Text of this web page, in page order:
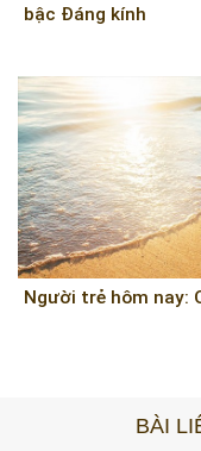
bậc Đáng kính
Người trẻ hôm nay:
BÀI